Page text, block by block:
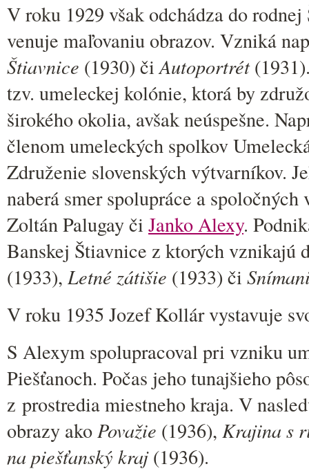
V roku 1929 však odchádza do
venuje maľovaniu obrazov. Vzniká
Štiavnice (1930) čiAutoportrét
tzv. umeleckej kolónie, ktorá by
širokého okolia, avšak neúspešne.
členom umeleckých spolkov
Združenie slovenských výtvarníkov.
naberá smer spolupráce a
Zoltán Palugay či Janko Alexy.
Banskej Štiavnice z ktorých vznikajú
(1933), Letné zátišie (1933) či
V roku 1935 Jozef Kollár vystavuje
S Alexym spolupracoval pri vzniku
Piešťanoch. Počas jeho tunajšieho
z prostredia miestneho kraja. V
obrazy akoPovažie (1936), Krajina s
na piešťanský kraj(1936).